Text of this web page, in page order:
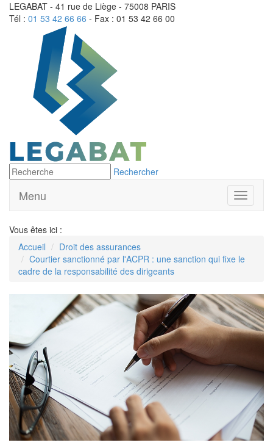
LEGABAT - 41 rue de Liège - 75008 PARIS
Tél : 01 53 42 66 66 - Fax : 01 53 42 66 00
Rechercher
Ouvrir
le
Menu
Vous êtes ici :
Accueil
Droit des assurances
Courtier sanctionné par l'ACPR : une sanction qui fixe le
cadre de la responsabilité des dirigeants